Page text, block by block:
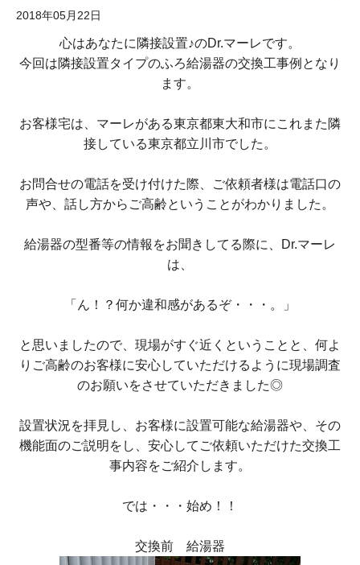
2018年05月22日
心はあなたに隣接設置♪のDr.マーレです。
今回は隣接設置タイプのふろ給湯器の交換工事例となり
ます。
お客様宅は、マーレがある東京都東大和市にこれまた隣
接している東京都立川市でした。
お問合せの電話を受け付けた際、ご依頼者様は電話口の
声や、話し方からご高齢ということがわかりました。
給湯器の型番等の情報をお聞きしてる際に、Dr.マーレ
は、
「ん！？何か違和感があるぞ・・・。」
と思いましたので、現場がすぐ近くということと、何よ
りご高齢のお客様に安心していただけるように現場調査
のお願いをさせていただきました◎
設置状況を拝見し、お客様に設置可能な給湯器や、その
機能面のご説明をし、安心してご依頼いただけた交換工
事内容をご紹介します。
では・・・始め！！
交換前 給湯器